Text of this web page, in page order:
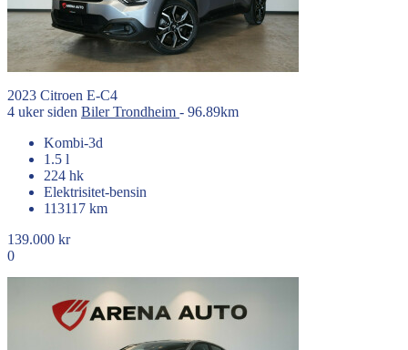
2023 Citroen E-C4
4 uker siden BilerTrondheim - 96.89km
Kombi-3d
1.5 l
224 hk
Elektrisitet-bensin
113117 km
139.000 kr
0